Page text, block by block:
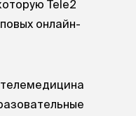
Tele2
онлайн-